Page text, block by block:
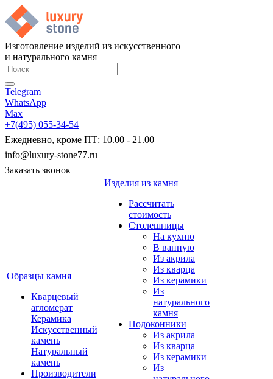
Изготовление изделий из искусственного
и натурального камня
Telegram
WhatsApp
Max
+7(495) 055-34-54
Ежедневно, кроме ПТ: 10.00 - 21.00
info@luxury-stone77.ru
Заказать звонок
Образцы камня
Кварцевый
агломерат
Керамика
Искусственный
камень
Натуральный
камень
Производители
Изделия из камня
Рассчитать
стоимость
Столешницы
На кухню
В ванную
Из акрила
Из кварца
Из керамики
Из
натурального
камня
Подоконники
Из акрила
Из кварца
Из керамики
Из